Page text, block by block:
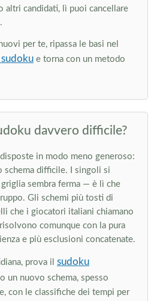
altri candidati, lì puoi cancellare
per te, ripassa le basi nel
e torna con un metodo
davvero difficile?
in modo meno generoso:
schema difficile. I singoli si
sembra ferma — è lì che
Gli schemi più tosti di
che i giocatori italiani chiamano
comunque con la pura
e più esclusioni concatenate.
prova il sudoku
un nuovo schema, spesso
con le classifiche dei tempi per